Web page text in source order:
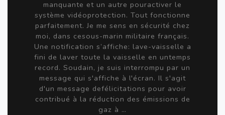
manquante et un autre pouractiver le
système vidéoprotection. Tout fonctionne
parfaitement. Je me sens en sécurité chez
moi, dans cesous-marin militaire français.
Une notification s’affiche: lave-vaisselle a
fini de laver toute la vaisselle en untemps
record. Soudain, je suis interrompu par un
message qui s'affiche à l'écran. Il s'agit
d'un message defélicitations pour avoir
contribué à la réduction des émissions de
gaz à …